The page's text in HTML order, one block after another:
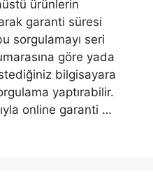
ürünlerin
garanti süresi
sorgulamayı seri
göre yada
bilgisayara
yaptırabilir.
online garanti …